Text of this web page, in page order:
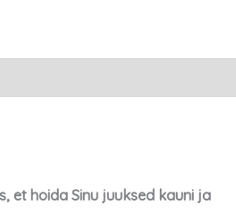
et hoida Sinu juuksed kauni ja